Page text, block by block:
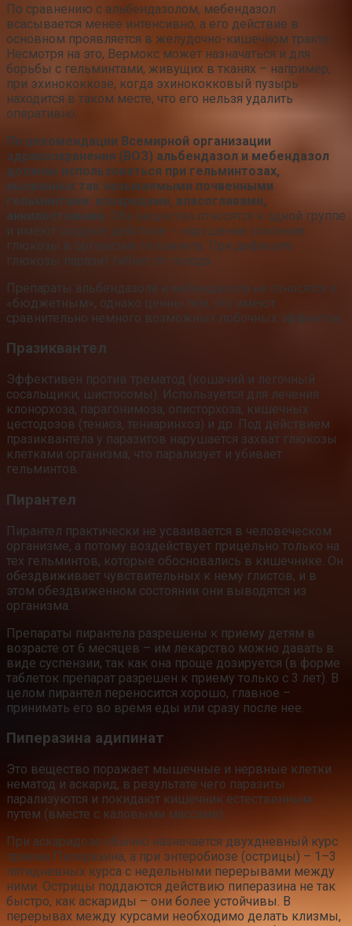
По сравнению с альбендазолом, мебендазол
всасывается менее интенсивно, а его действие в
основном проявляется в желудочно-кишечном тракте.
Несмотря на это, Вермокс может назначаться и для
борьбы с гельминтами, живущих в тканях – например,
при эхинококкозе, когда эхинококковый пузырь
находится в таком месте, что его нельзя удалить
оперативно.
По рекомендации Всемирной организации
здравоохранения (ВОЗ) альбендазол и мебендазол
должны использоваться при гельминтозах,
вызванных так называемыми почвенными
гельминтами: аскаридами, власоглавами,
анкилостомами. Оба вещества относятся к одной группе
и имеют сходное действие – нарушение усвоения
глюкозы в организме гельминта. При дефиците
глюкозы паразит гибнет от голода.
Препараты альбендазола и мебендазола не относятся к
«бюджетным», однако ценны тем, что имеют
сравнительно немного возможных побочных эффектов.
Празиквантел
Эффективен против трематод (кошачий и легочный
сосальщики, шистосомы). Используется для лечения
клонорхоза, парагонимоза, описторхоза, кишечных
цестодозов (тениоз, тениаринхоз) и др. Под действием
празиквантела у паразитов нарушается захват глюкозы
клетками организма, что парализует и убивает
гельминтов.
Пирантел
Пирантел практически не усваивается в человеческом
организме, а потому воздействует прицельно только на
тех гельминтов, которые обосновались в кишечнике. Он
обездвиживает чувствительных к нему глистов, и в
этом обездвиженном состоянии они выводятся из
организма.
Препараты пирантела разрешены к приему детям в
возрасте от 6 месяцев – им лекарство можно давать в
виде суспензии, так как она проще дозируется (в форме
таблеток препарат разрешен к приему только с 3 лет). В
целом пирантел переносится хорошо, главное –
принимать его во время еды или сразу после нее.
Пиперазина адипинат
Это вещество поражает мышечные и нервные клетки
нематод и аскарид, в результате чего паразиты
парализуются и покидают кишечник естественным
путем (вместе с каловыми массами).
При аскаридозе обычно назначается двухдневный курс
приема Пиперазина, а при энтеробиозе (острицы) – 1–3
пятидневных курса с недельными перерывами между
ними. Острицы поддаются действию пиперазина не так
быстро, как аскариды – они более устойчивы. В
перерывах между курсами необходимо делать клизмы,